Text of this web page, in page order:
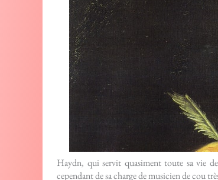
Haydn, qui servit quasiment toute sa vie
cependant de sa charge de musicien de cou